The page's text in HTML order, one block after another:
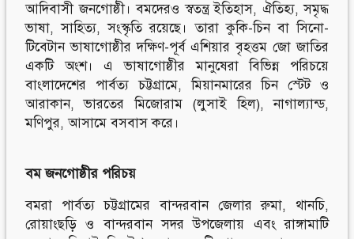
আদিবাসী জনগোষ্ঠী। বমদেরও স্বতন্ত্র ইতিহাস, ঐতিহ্য, সমৃদ্ধ
ভাষা, সাহিত্য, সংস্কৃতি রয়েছে। তারা কুকি-চিন বা সিনো-
টিবেটান ভাষাগোষ্ঠীর দক্ষিণ-পূর্ব এশিয়ার বৃহত্তম জো জাতির
একটি অংশ। এ ভাষাগোষ্ঠীর মানুষেরা বিভিন্ন পরিচয়ে
বাংলাদেশের পার্বত্য চট্টগ্রামে, মিয়ানমারের চিন স্টেট ও
আরাকান, ভারতের মিজোরাম (লুসাই হিল), নাগাল্যান্ড,
মণিপুর, আসামে বসবাস করে।
বম জনগোষ্ঠীর পরিচয়
বমরা পার্বত্য চট্টগ্রামের বান্দরবান জেলার রুমা, থানচি,
রোয়াংছড়ি ও বান্দরবান সদর উপজেলায় এবং রাঙ্গামাটি